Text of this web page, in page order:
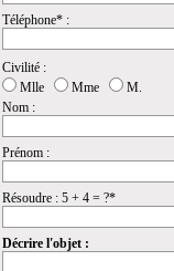
Téléphone* :
Civilité :
Mlle
Mme
M.
Nom :
Prénom :
Résoudre : 5 + 4 = ?*
Décrire l'objet :